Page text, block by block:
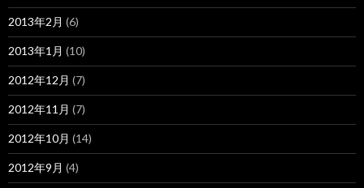
2013年2月 (6)
2013年1月 (10)
2012年12月 (7)
2012年11月 (7)
2012年10月 (14)
2012年9月 (4)